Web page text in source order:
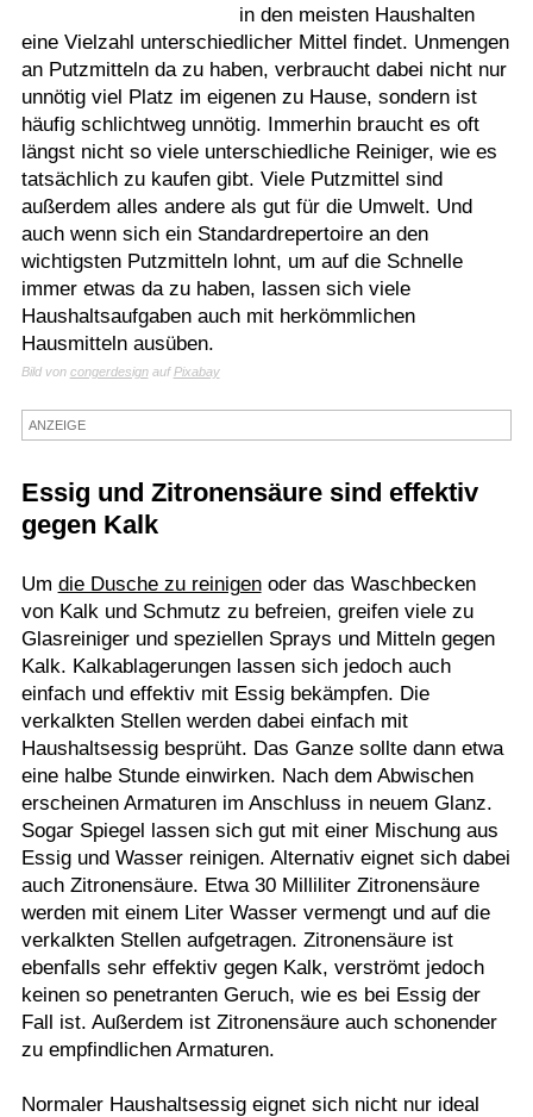
Termine
Kostenlos
in den meisten Haushalten
eine Vielzahl unterschiedlicher Mittel findet. Unmengen
an Putzmitteln da zu haben, verbraucht dabei nicht nur
unnötig viel Platz im eigenen zu Hause, sondern ist
häufig schlichtweg unnötig. Immerhin braucht es oft
längst nicht so viele unterschiedliche Reiniger, wie es
tatsächlich zu kaufen gibt. Viele Putzmittel sind
außerdem alles andere als gut für die Umwelt. Und
auch wenn sich ein Standardrepertoire an den
wichtigsten Putzmitteln lohnt, um auf die Schnelle
immer etwas da zu haben, lassen sich viele
Haushaltsaufgaben auch mit herkömmlichen
Hausmitteln ausüben.
Bild von congerdesignaufPixabay
ANZEIGE
Essig und Zitronensäure sind effektiv
gegen Kalk
Um die Dusche zu reinigenoder das Waschbecken
von Kalk und Schmutz zu befreien, greifen viele zu
Glasreiniger und speziellen Sprays und Mitteln gegen
Kalk. Kalkablagerungen lassen sich jedoch auch
einfach und effektiv mit Essig bekämpfen. Die
verkalkten Stellen werden dabei einfach mit
Haushaltsessig besprüht. Das Ganze sollte dann etwa
eine halbe Stunde einwirken. Nach dem Abwischen
erscheinen Armaturen im Anschluss in neuem Glanz.
Sogar Spiegel lassen sich gut mit einer Mischung aus
Essig und Wasser reinigen. Alternativ eignet sich dabei
auch Zitronensäure. Etwa 30 Milliliter Zitronensäure
werden mit einem Liter Wasser vermengt und auf die
verkalkten Stellen aufgetragen. Zitronensäure ist
ebenfalls sehr effektiv gegen Kalk, verströmt jedoch
keinen so penetranten Geruch, wie es bei Essig der
Fall ist. Außerdem ist Zitronensäure auch schonender
zu empfindlichen Armaturen.
Normaler Haushaltsessig eignet sich nicht nur ideal